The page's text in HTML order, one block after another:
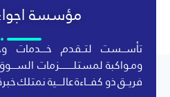
مؤسسة
تأســـست لتــقدم خــــدمات
ومـواكبة لمستلــــــــــزمات
فريــق ذو كفـــاءة عالــــية نمتلك خبرة